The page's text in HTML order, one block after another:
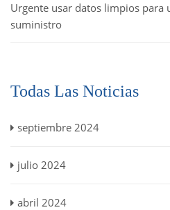
Urgente usar datos limpios para
suministro
Todas Las Noticias
septiembre 2024
julio 2024
abril 2024